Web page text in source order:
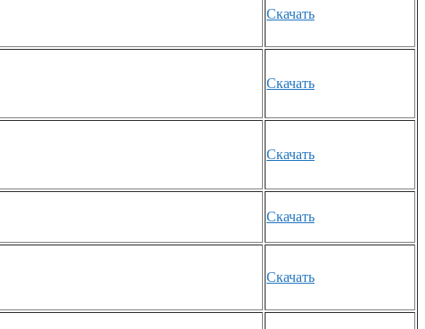
Скачать
Скачать
Скачать
Скачать
Скачать